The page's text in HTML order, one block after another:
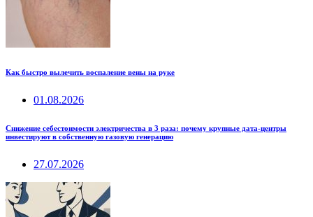
Как быстро вылечить воспаление вены на руке
01.08.2026
Снижение себестоимости электричества в 3 раза: почему крупные дата-центры
инвестируют в собственную газовую генерацию
27.07.2026